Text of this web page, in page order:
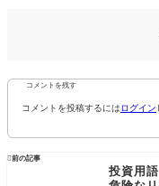
コメントを残す
コメントを投稿するにはログイン
前の記事
投資用